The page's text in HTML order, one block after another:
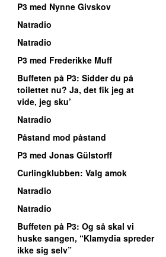
P3 med Nynne Givskov
Natradio
Natradio
P3 med Frederikke Muff
Buffeten på P3: Sidder du på
toilettet nu? Ja, det fik jeg at
vide, jeg sku’
Natradio
Påstand mod påstand
P3 med Jonas Gülstorff
Curlingklubben: Valg amok
Natradio
Natradio
Buffeten på P3: Og så skal vi
huske sangen, “Klamydia spreder
ikke sig selv”